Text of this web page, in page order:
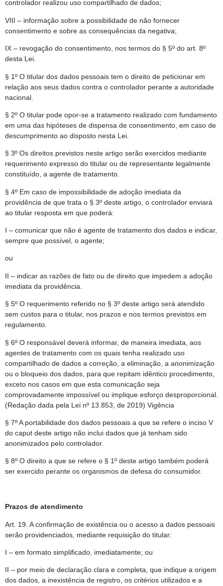
controlador realizou uso compartilhado de dados;
VIII – informação sobre a possibilidade de não fornecer
consentimento e sobre as consequências da negativa;
IX – revogação do consentimento, nos termos do § 5º do art. 8º
desta Lei.
§ 1º O titular dos dados pessoais tem o direito de peticionar em
relação aos seus dados contra o controlador perante a autoridade
nacional.
§ 2º O titular pode opor-se a tratamento realizado com fundamento
em uma das hipóteses de dispensa de consentimento, em caso de
descumprimento ao disposto nesta Lei.
§ 3º Os direitos previstos neste artigo serão exercidos mediante
requerimento expresso do titular ou de representante legalmente
constituído, a agente de tratamento.
§ 4º Em caso de impossibilidade de adoção imediata da
providência de que trata o § 3º deste artigo, o controlador enviará
ao titular resposta em que poderá:
I – comunicar que não é agente de tratamento dos dados e indicar,
sempre que possível, o agente;
ou
II – indicar as razões de fato ou de direito que impedem a adoção
imediata da providência.
§ 5º O requerimento referido no § 3º deste artigo será atendido
sem custos para o titular, nos prazos e nos termos previstos em
regulamento.
§ 6º O responsável deverá informar, de maneira imediata, aos
agentes de tratamento com os quais tenha realizado uso
compartilhado de dados a correção, a eliminação, a anonimização
ou o bloqueio dos dados, para que repitam idêntico procedimento,
exceto nos casos em que esta comunicação seja
comprovadamente impossível ou implique esforço desproporcional.
(Redação dada pela Lei nº 13.853, de 2019) Vigência
§ 7º A portabilidade dos dados pessoais a que se refere o inciso V
do caput deste artigo não inclui dados que já tenham sido
anonimizados pelo controlador.
§ 8º O direito a que se refere o § 1º deste artigo também poderá
ser exercido perante os organismos de defesa do consumidor.
Prazos de atendimento
Art. 19. A confirmação de existência ou o acesso a dados pessoais
serão providenciados, mediante requisição do titular:
I – em formato simplificado, imediatamente; ou
II – por meio de declaração clara e completa, que indique a origem
dos dados, a inexistência de registro, os critérios utilizados e a